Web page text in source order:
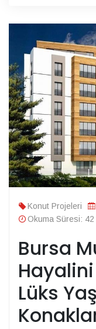
Konut Projeleri
Okuma Süresi:
Bursa
Lüks